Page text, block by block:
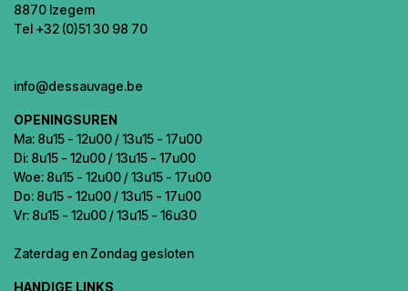
8870 Izegem
Tel +32 (0)51 30 98 70
info@dessauvage.be
OPENINGSUREN
Ma: 8u15 - 12u00 / 13u15 - 17u00
Di: 8u15 - 12u00 / 13u15 - 17u00
Woe: 8u15 - 12u00 / 13u15 - 17u00
Do: 8u15 - 12u00 / 13u15 - 17u00
Vr: 8u15 - 12u00 / 13u15 - 16u30
Zaterdag en Zondag gesloten
HANDIGE LINKS